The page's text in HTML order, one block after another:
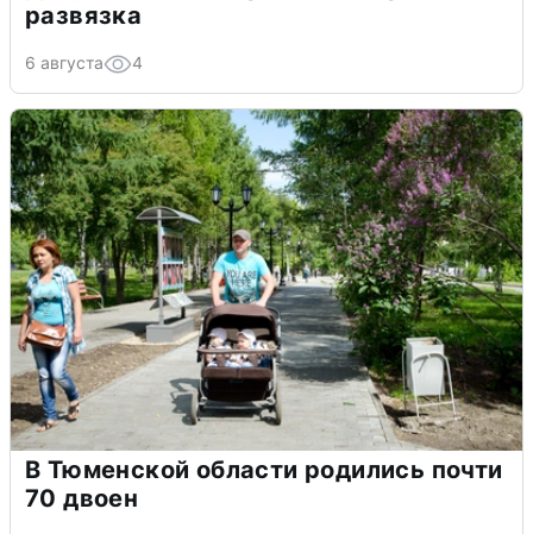
развязка
6 августа 4
В Тюменской области родились почти
70 двоен